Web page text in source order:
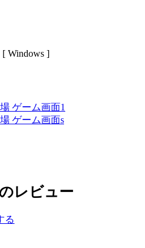
Windows ]
レビュー
る